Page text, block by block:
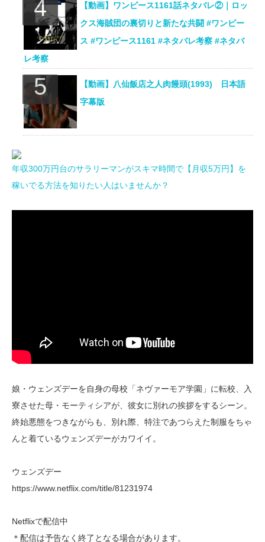
【動画】ワンピース1161話ネタバレ②｜ロッ
クス海賊団の裏切りと新たな共闘 #ワンピー
ス #ワンピース1161 #ネタバレ考察 #ネタバ
レ考察
【動画】八仙飯店之人肉饅頭(1993) 日本語
字幕版
年収300万円台のサラリーマンがスキマ時間で【月収5万円】を
稼いでる方法を知りたい人はいませんか？
娘・ウェンズデーを自身の母校「ネヴァーモア学園」に転校、入
寮させた母・モーティシアが、彼女に別れの挨拶をするシーン。
終始悪態をつきながらも、別れ際、特注であつらえた制服をちゃ
んと着ているウェンズデーがカワイイ。
ウェンズデー
https://www.netflix.com/title/81231974
Netflixで配信中
＊配信は予告なく終了となる場合があります。